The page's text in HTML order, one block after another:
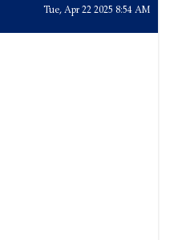
Tue, Apr 22 2025 8:54 AM